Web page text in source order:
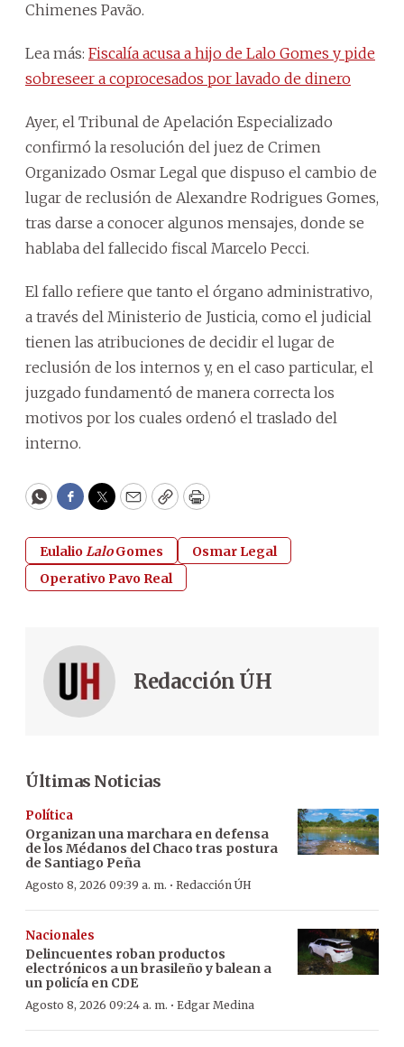
Chimenes Pavão.
Lea más: Fiscalía acusa a hijo de Lalo Gomes y pide
sobreseer a coprocesados por lavado de dinero
Ayer, el Tribunal de Apelación Especializado
confirmó la resolución del juez de Crimen
Organizado Osmar Legal que dispuso el cambio de
lugar de reclusión de Alexandre Rodrigues Gomes,
tras darse a conocer algunos mensajes, donde se
hablaba del fallecido fiscal Marcelo Pecci.
El fallo refiere que tanto el órgano administrativo,
a través del Ministerio de Justicia, como el judicial
tienen las atribuciones de decidir el lugar de
reclusión de los internos y, en el caso particular, el
juzgado fundamentó de manera correcta los
motivos por los cuales ordenó el traslado del
interno.
WhatsApp
Facebook
Twitter
EmailCopyPrint
EulalioLaloGomes
Osmar Legal
Operativo Pavo Real
Redacción ÚH
Últimas Noticias
Política
Organizan una marchara en defensa
de los Médanos del Chaco tras postura
de Santiago Peña
Agosto 8, 2026 09:39 a. m. · Redacción ÚH
Nacionales
Delincuentes roban productos
electrónicos a un brasileño y balean a
un policía en CDE
Agosto 8, 2026 09:24 a. m. · Edgar Medina